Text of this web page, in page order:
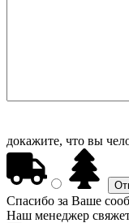
докажите, что вы
Спасибо за Ваше
Наш менеджер